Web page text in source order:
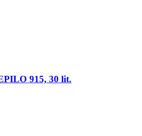
915, 30 lit.